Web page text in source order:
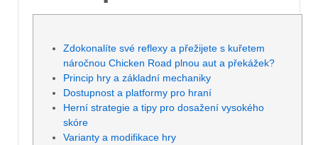
Zdokonalíte své reflexy a přežijete s kuřetem
náročnou Chicken Road plnou aut a překážek?
Princip hry a základní mechaniky
Dostupnost a platformy pro hraní
Herní strategie a tipy pro dosažení vysokého
skóre
Varianty a modifikace hry